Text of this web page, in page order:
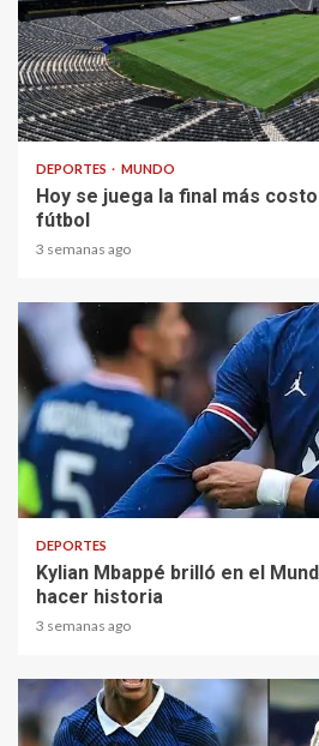
1 min read
DEPORTES MUNDO
Hoy se juega la final más
fútbol
3 semanas ago
1 min read
DEPORTES
Kylian Mbappé brilló en el
hacer historia
3 semanas ago